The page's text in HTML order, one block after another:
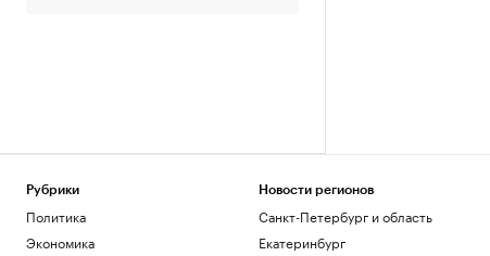
Рубрики
Политика
Экономика
Новости регионов
Санкт-Петербург и область
Екатеринбург